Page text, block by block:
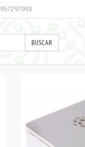
957297993
BUSCAR